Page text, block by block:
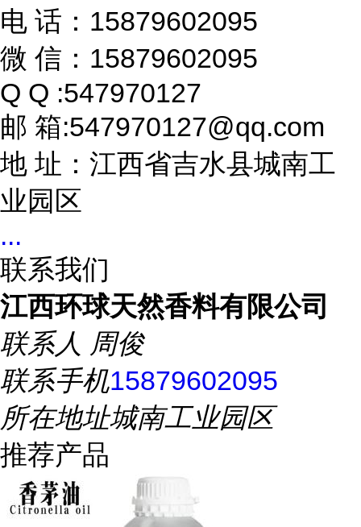
电 话：15879602095
微 信：15879602095
Q Q :547970127
邮 箱:547970127@qq.com
地 址：江西省吉水县城南工
业园区
...
联系我们
江西环球天然香料有限公司
联系人 周俊
联系手机15879602095
所在地址城南工业园区
推荐产品